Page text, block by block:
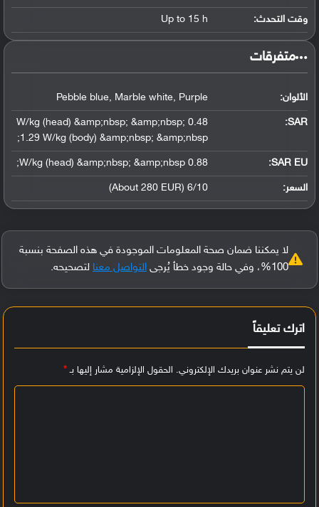
وقت التحدث: Up to 15 h
‏متفرقات‏
الألوان: Pebble blue, Marble white, Purple
SAR
:
0.48 W/kg (head) &amp;nbsp; &amp;nbsp;
1.29 W/kg (body) &amp;nbsp; &amp;nbsp;
SAR EU:
0.88 W/kg (head) &amp;nbsp; &amp;nbsp;
السعر: 6/10 (About 280 EUR)
لا يمكننا ضمان صحة المعلومات الموجودة في هذه الصفحة بنسبة
100%، وفي حالة وجود خطأ يُرجى
التواصل معنا لتصحيحه.
اترك تعليقاً
لن يتم نشر عنوان بريدك الإلكتروني. الحقول الإلزامية مشار إليها بـ*
ي